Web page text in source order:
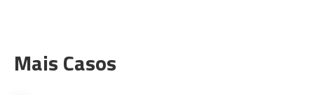
Mais Casos